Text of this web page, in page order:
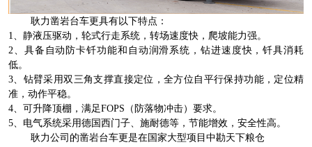
耿力凿岩台车更具有以下特点：
1、静液压驱动，轮式行走系统，转场速度快，爬坡能力强。
2、具备自动防卡钎功能和自动润滑系统，钻进速度快，钎具消耗
低。
3、钻臂采用双三角支撑直接定位，全方位自平行保持功能，定位精
准，动作平稳。
4、可升降顶棚，满足FOPS（防落物冲击）要求。
5、电气系统采用德国西门子、施耐德等，节能增效，安全性高。
耿力公司的凿岩台车更是在国家大型项目中勘天下粮仓